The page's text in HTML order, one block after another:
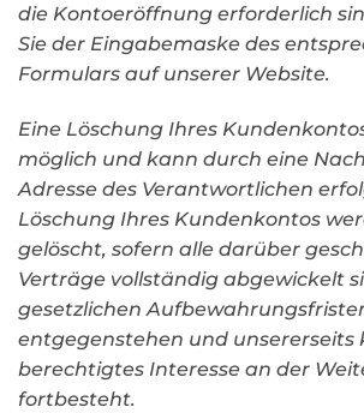
die Kontoeröffnung erforderlich
Sie der Eingabemaske des
Formulars auf unserer Website.
Eine Löschung Ihres
möglich und kann durch eine
Adresse des Verantwortlichen
Löschung Ihres Kundenkontos
gelöscht, sofern alle darüber
Verträge vollständig abgewickelt
gesetzlichen
entgegenstehen und unsererseits
berechtigtes Interesse an der
fortbesteht.